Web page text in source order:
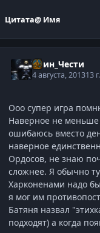
Цитата@ Имя
Воин_Чести
4 августа, 201313 г.
Ооо супер игра
Наверное не меньше
ошибаюсь вместо
наверное
Ордосов, не знаю
сложнее. Я обычно
Харконенами надо
я мог им
Батяня назвал
подходят) а когда